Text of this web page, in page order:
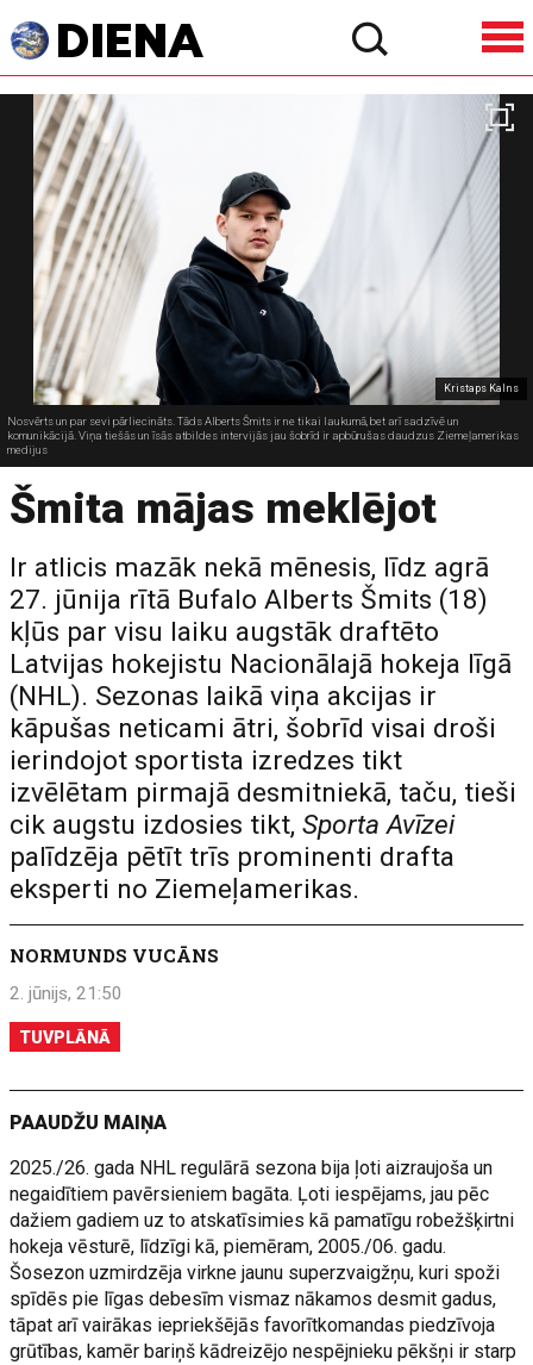
Kristaps Kalns
Nosvērts un par sevi pārliecināts. Tāds Alberts Šmits ir ne tikai laukumā, bet arī sadzīvē un
komunikācijā. Viņa tiešās un īsās atbildes intervijās jau šobrīd ir apbūrušas daudzus Ziemeļamerikas
medijus
Šmita mājas meklējot
Ir atlicis mazāk nekā mēnesis, līdz agrā
27. jūnija rītā Bufalo Alberts Šmits (18)
kļūs par visu laiku augstāk draftēto
Latvijas hokejistu Nacionālajā hokeja līgā
(NHL). Sezonas laikā viņa akcijas ir
kāpušas neticami ātri, šobrīd visai droši
ierindojot sportista izredzes tikt
izvēlētam pirmajā desmitniekā, taču, tieši
cik augstu izdosies tikt,Sporta Avīzei
palīdzēja pētīt trīs prominenti drafta
eksperti no Ziemeļamerikas.
NORMUNDS VUCĀNS
2. jūnijs, 21:50
TUVPLĀNĀ
PAAUDŽU MAIŅA
2025./26. gada NHL regulārā sezona bija ļoti aizraujoša un
negaidītiem pavērsieniem bagāta. Ļoti iespējams, jau pēc
dažiem gadiem uz to atskatīsimies kā pamatīgu robežšķirtni
hokeja vēsturē, līdzīgi kā, piemēram, 2005./06. gadu.
Šosezon uzmirdzēja virkne jaunu superzvaigžņu, kuri spoži
spīdēs pie līgas debesīm vismaz nākamos desmit gadus,
tāpat arī vairākas iepriekšējās favorītkomandas piedzīvoja
grūtības, kamēr bariņš kādreizējo nespējnieku pēkšņi ir starp